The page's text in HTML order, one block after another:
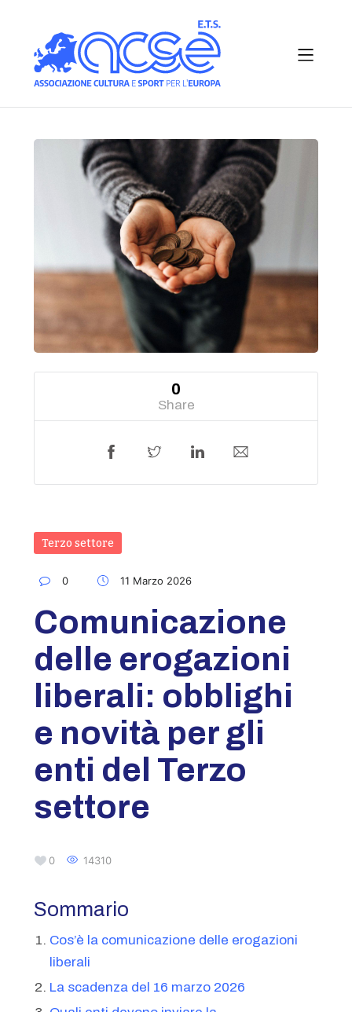
0
Share
Terzo settore
0 11 Marzo 2026
Comunicazione
delle erogazioni
liberali: obblighi
e novità per gli
enti del Terzo
settore
0 14310
Sommario
Cos’è la comunicazione delle erogazioni
liberali
La scadenza del 16 marzo 2026